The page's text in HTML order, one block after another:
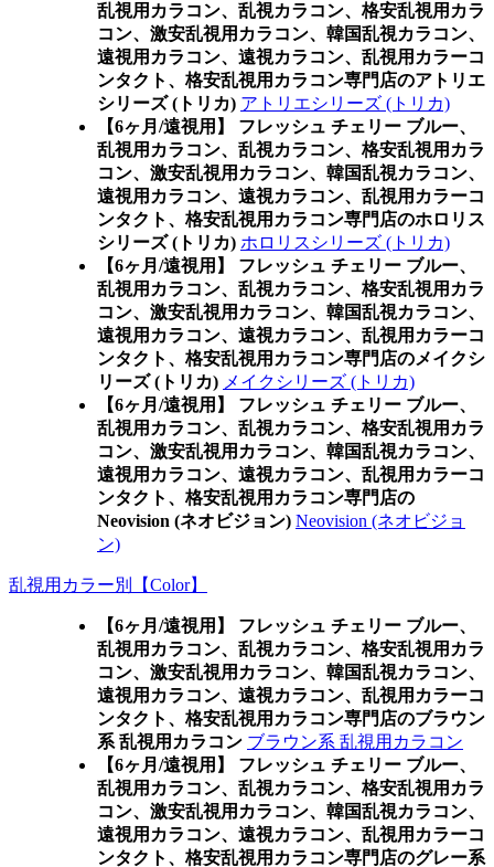
乱視用カラコン、乱視カラコン、格安乱視用カラ
コン、激安乱視用カラコン、韓国乱視カラコン、
遠視用カラコン、遠視カラコン、乱視用カラーコ
ンタクト、格安乱視用カラコン専門店のアトリエ
シリーズ (トリカ) アトリエシリーズ (トリカ)
【6ヶ月/遠視用】 フレッシュ チェリー ブルー、
乱視用カラコン、乱視カラコン、格安乱視用カラ
コン、激安乱視用カラコン、韓国乱視カラコン、
遠視用カラコン、遠視カラコン、乱視用カラーコ
ンタクト、格安乱視用カラコン専門店のホロリス
シリーズ (トリカ) ホロリスシリーズ (トリカ)
【6ヶ月/遠視用】 フレッシュ チェリー ブルー、
乱視用カラコン、乱視カラコン、格安乱視用カラ
コン、激安乱視用カラコン、韓国乱視カラコン、
遠視用カラコン、遠視カラコン、乱視用カラーコ
ンタクト、格安乱視用カラコン専門店のメイクシ
リーズ (トリカ) メイクシリーズ (トリカ)
【6ヶ月/遠視用】 フレッシュ チェリー ブルー、
乱視用カラコン、乱視カラコン、格安乱視用カラ
コン、激安乱視用カラコン、韓国乱視カラコン、
遠視用カラコン、遠視カラコン、乱視用カラーコ
ンタクト、格安乱視用カラコン専門店の
Neovision (ネオビジョン) Neovision (ネオビジョ
ン)
乱視用カラー別【Color】
【6ヶ月/遠視用】 フレッシュ チェリー ブルー、
乱視用カラコン、乱視カラコン、格安乱視用カラ
コン、激安乱視用カラコン、韓国乱視カラコン、
遠視用カラコン、遠視カラコン、乱視用カラーコ
ンタクト、格安乱視用カラコン専門店のブラウン
系 乱視用カラコン ブラウン系 乱視用カラコン
【6ヶ月/遠視用】 フレッシュ チェリー ブルー、
乱視用カラコン、乱視カラコン、格安乱視用カラ
コン、激安乱視用カラコン、韓国乱視カラコン、
遠視用カラコン、遠視カラコン、乱視用カラーコ
ンタクト、格安乱視用カラコン専門店のグレー系